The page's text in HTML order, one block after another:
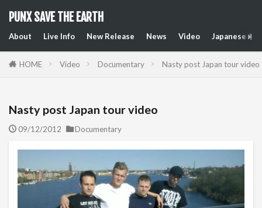
PUNX SAVE THE EARTH
About Live Info New Release News Video Japanese
HOME Video Documentary Nasty post Japan tour video
Nasty post Japan tour video
09/12/2012 Documentary